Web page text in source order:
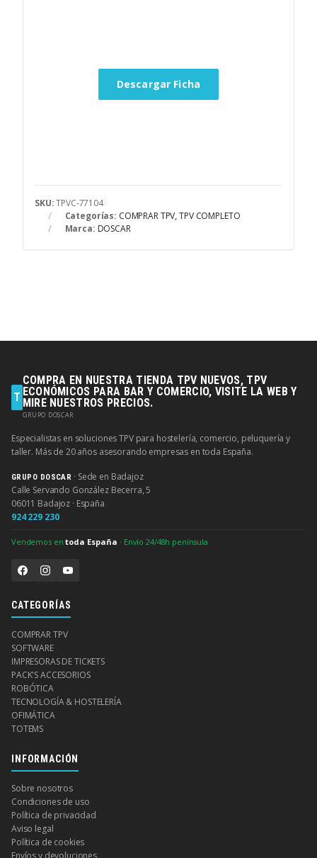
Descargar Ficha
SKU:TPVC-77104
Categorías: COMPRAR TPV,TPV COMPLETO
Marca: DOSCAR
T
COMPRA EN NUESTRA TIENDA TPV NUEVOS, TPV
ECONÓMICOS PARA BAR Y COMERCIO, VISITE LA WEB Y
MIRE NUESTROS PRECIOS.
GRUPO DOSCAR
Especialistas en soluciones TPV para hostelería, comercio, peluquería y
taller. Más de 20 años asesorando empresas en toda España.
GRUPO DOSCAR · Sede en Badajoz
Calle Servando González Becerra, 5
06011 Badajoz · España
924 229 230
Vendemos entoda España · Envío 24/48h península
CATEGORÍAS
COMPRAR TPV
SOFTWARE
IMPRESORAS DE TICKETS
PACK'S ACCESORIOS
ROBÓTICA
TECNOLOGÍA & HOSTELERÍA
OFIMÁTICA
TOTEMS
INFORMACIÓN
Sobre nosotros
Condiciones de uso
Política de privacidad
Aviso legal
Política de cookies
Envíos y devoluciones